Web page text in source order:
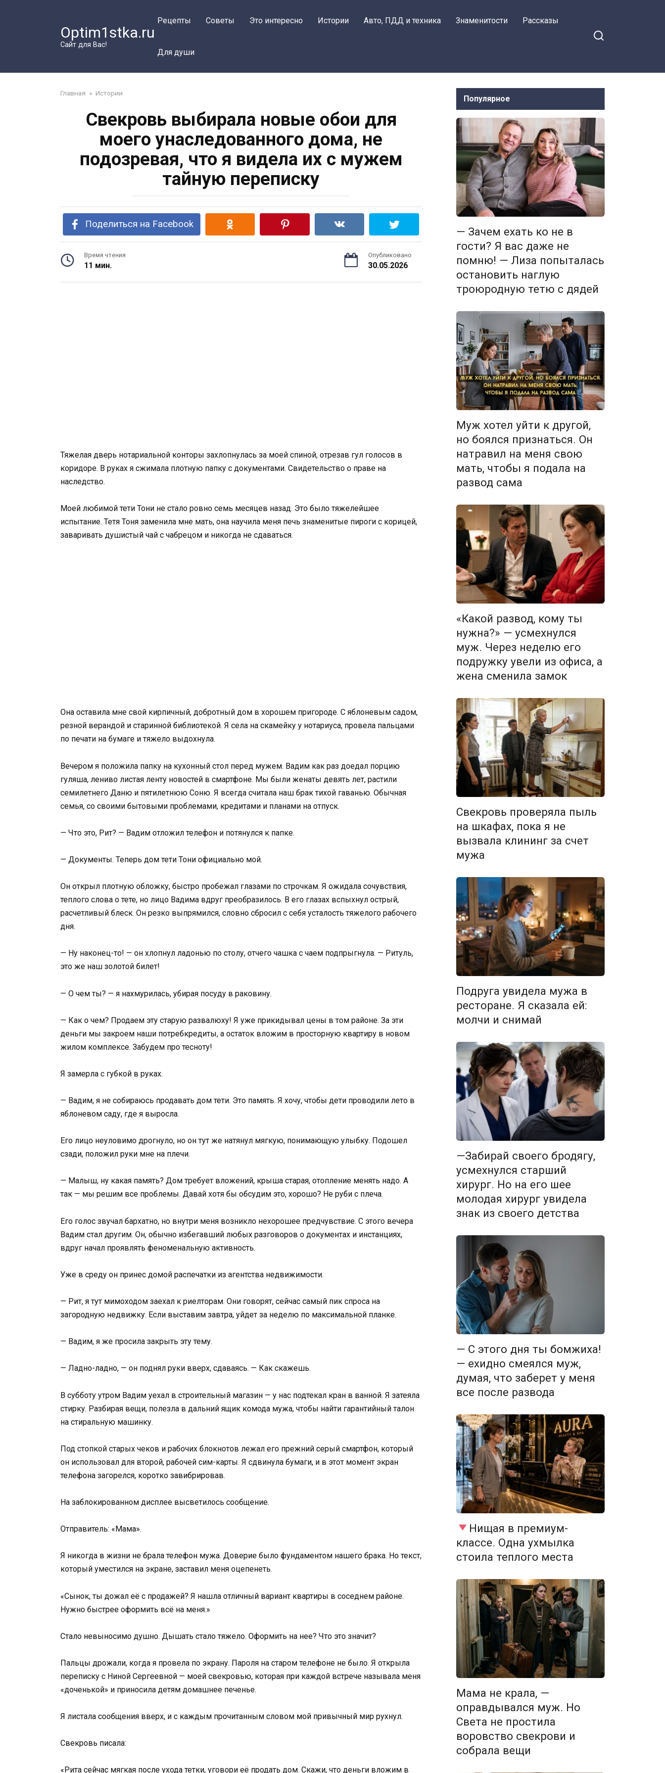
Optim1stka.ru
Сайт для Вас!
Рецепты Советы Это интересно Истории Авто, ПДД и техника Знаменитости Рассказы
Для души
Главная » Истории
Свекровь выбирала новые обои для
моего унаследованного дома, не
подозревая, что я видела их с мужем
тайную переписку
Поделиться на Facebook
Время чтения
11 мин.
Опубликовано
30.05.2026
Тяжелая дверь нотариальной конторы захлопнулась за моей спиной, отрезав гул голосов в
коридоре. В руках я сжимала плотную папку с документами. Свидетельство о праве на
наследство.
Моей любимой тети Тони не стало ровно семь месяцев назад. Это было тяжелейшее
испытание. Тетя Тоня заменила мне мать, она научила меня печь знаменитые пироги с корицей,
заваривать душистый чай с чабрецом и никогда не сдаваться.
Она оставила мне свой кирпичный, добротный дом в хорошем пригороде. С яблоневым садом,
резной верандой и старинной библиотекой. Я села на скамейку у нотариуса, провела пальцами
по печати на бумаге и тяжело выдохнула.
Вечером я положила папку на кухонный стол перед мужем. Вадим как раз доедал порцию
гуляша, лениво листая ленту новостей в смартфоне. Мы были женаты девять лет, растили
семилетнего Даню и пятилетнюю Соню. Я всегда считала наш брак тихой гаванью. Обычная
семья, со своими бытовыми проблемами, кредитами и планами на отпуск.
— Что это, Рит? — Вадим отложил телефон и потянулся к папке.
— Документы. Теперь дом тети Тони официально мой.
Он открыл плотную обложку, быстро пробежал глазами по строчкам. Я ожидала сочувствия,
теплого слова о тете, но лицо Вадима вдруг преобразилось. В его глазах вспыхнул острый,
расчетливый блеск. Он резко выпрямился, словно сбросил с себя усталость тяжелого рабочего
дня.
— Ну наконец-то! — он хлопнул ладонью по столу, отчего чашка с чаем подпрыгнула. — Ритуль,
это же наш золотой билет!
— О чем ты? — я нахмурилась, убирая посуду в раковину.
— Как о чем? Продаем эту старую развалюху! Я уже прикидывал цены в том районе. За эти
деньги мы закроем наши потребкредиты, а остаток вложим в просторную квартиру в новом
жилом комплексе. Забудем про тесноту!
Я замерла с губкой в руках.
— Вадим, я не собираюсь продавать дом тети. Это память. Я хочу, чтобы дети проводили лето в
яблоневом саду, где я выросла.
Его лицо неуловимо дрогнуло, но он тут же натянул мягкую, понимающую улыбку. Подошел
сзади, положил руки мне на плечи.
— Малыш, ну какая память? Дом требует вложений, крыша старая, отопление менять надо. А
так — мы решим все проблемы. Давай хотя бы обсудим это, хорошо? Не руби с плеча.
Его голос звучал бархатно, но внутри меня возникло нехорошее предчувствие. С этого вечера
Вадим стал другим. Он, обычно избегавший любых разговоров о документах и инстанциях,
вдруг начал проявлять феноменальную активность.
Уже в среду он принес домой распечатки из агентства недвижимости.
— Рит, я тут мимоходом заехал к риелторам. Они говорят, сейчас самый пик спроса на
загородную недвижку. Если выставим завтра, уйдет за неделю по максимальной планке.
— Вадим, я же просила закрыть эту тему.
— Ладно-ладно, — он поднял руки вверх, сдаваясь. — Как скажешь.
В субботу утром Вадим уехал в строительный магазин — у нас подтекал кран в ванной. Я затеяла
стирку. Разбирая вещи, полезла в дальний ящик комода мужа, чтобы найти гарантийный талон
на стиральную машинку.
Под стопкой старых чеков и рабочих блокнотов лежал его прежний серый смартфон, который
он использовал для второй, рабочей сим-карты. Я сдвинула бумаги, и в этот момент экран
телефона загорелся, коротко завибрировав.
На заблокированном дисплее высветилось сообщение.
Отправитель: «Мама».
Я никогда в жизни не брала телефон мужа. Доверие было фундаментом нашего брака. Но текст,
который уместился на экране, заставил меня оцепенеть.
«Сынок, ты дожал её с продажей? Я нашла отличный вариант квартиры в соседнем районе.
Нужно быстрее оформить всё на меня.»
Стало невыносимо душно. Дышать стало тяжело. Оформить на нее? Что это значит?
Пальцы дрожали, когда я провела по экрану. Пароля на старом телефоне не было. Я открыла
переписку с Ниной Сергеевной — моей свекровью, которая при каждой встрече называла меня
«доченькой» и приносила детям домашнее печенье.
Я листала сообщения вверх, и с каждым прочитанным словом мой привычный мир рухнул.
Свекровь писала:
«Рита сейчас мягкая после ухода тетки, уговори её продать дом. Скажи, что деньги вложим в
Популярное
— Зачем ехать ко не в
гости? Я вас даже не
помню! — Лиза попыталась
остановить наглую
троюродную тетю с дядей
Муж хотел уйти к другой,
но боялся признаться. Он
натравил на меня свою
мать, чтобы я подала на
развод сама
«Какой развод, кому ты
нужна?» — усмехнулся
муж. Через неделю его
подружку увели из офиса, а
жена сменила замок
Свекровь проверяла пыль
на шкафах, пока я не
вызвала клининг за счет
мужа
Подруга увидела мужа в
ресторане. Я сказала ей:
молчи и снимай
—Забирай своего бродягу,
усмехнулся старший
хирург. Но на его шее
молодая хирург увидела
знак из своего детства
— С этого дня ты бомжиха!
— ехидно смеялся муж,
думая, что заберет у меня
все после развода
Нищая в премиум-
классе. Одна ухмылка
стоила теплого места
Мама не крала, —
оправдывался муж. Но
Света не простила
воровство свекрови и
собрала вещи
семейная «доброта»